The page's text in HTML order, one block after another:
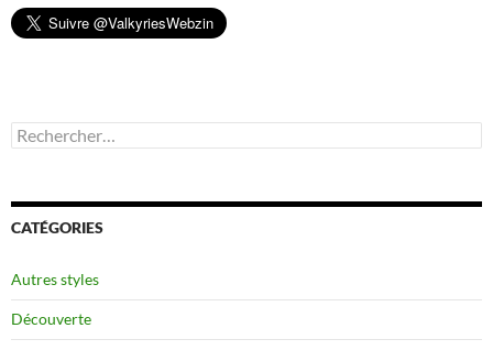
Rechercher :
CATÉGORIES
Autres styles
Découverte